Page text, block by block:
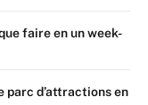
faire en un week-
parc d’attractions en